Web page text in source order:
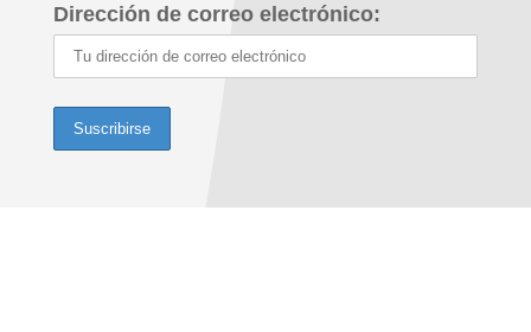
Dirección de correo electrónico: